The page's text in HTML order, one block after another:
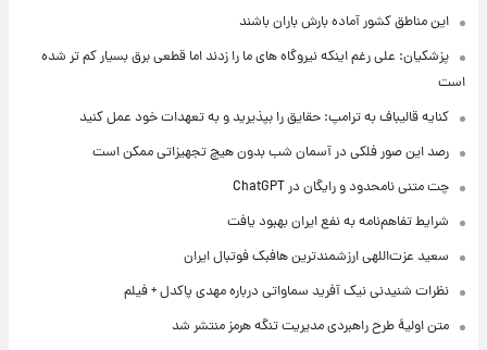
این مناطق کشور آماده بارش باران باشند
پزشکیان: علی رغم اینکه نیروگاه های ما را زدند اما قطعی برق بسیار کم تر شده
است
کنایه قالیباف به ترامپ: حقایق را بپذیرید و به تعهدات خود عمل کنید
رصد این صور فلکی در آسمان شب بدون هیچ تجهیزاتی ممکن است
چت متنی نامحدود و رایگان در ChatGPT
شرایط تفاهم‌نامه به نفع ایران بهبود یافت
سعید عزت‌اللهی ارزشمندترین هافبک فوتبال ایران
نظرات شنیدنی نیک آفرید سماواتی درباره مهدی پاکدل + فیلم
متن اولیۀ طرح راهبردی مدیریت تنگه هرمز منتشر شد